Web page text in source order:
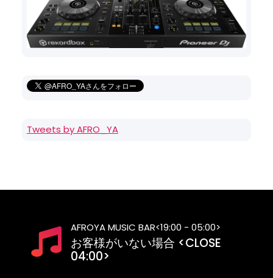
Tweets by AFRO_YA
AFROYA MUSIC BAR<19:00 - 05:00>
お客様がいない場合 <CLOSE
04:00>